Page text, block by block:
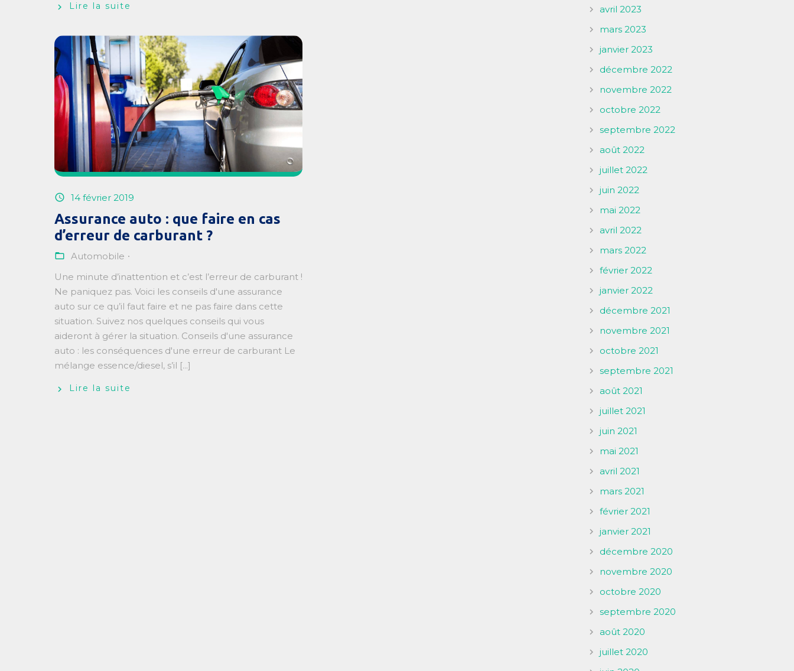
Lire la suite
14 février 2019
Assurance auto : que faire en cas
d’erreur de carburant ?
Automobile
Une minute d’inattention et c’est l’erreur de carburant !
Ne paniquez pas. Voici les conseils d'une assurance
auto sur ce qu’il faut faire et ne pas faire dans cette
situation. Suivez nos quelques conseils qui vous
aideront à gérer la situation. Conseils d'une assurance
auto : les conséquences d'une erreur de carburant Le
mélange essence/diesel, s’il [...]
Lire la suite
avril 2023
mars 2023
janvier 2023
décembre 2022
novembre 2022
octobre 2022
septembre 2022
août 2022
juillet 2022
juin 2022
mai 2022
avril 2022
mars 2022
février 2022
janvier 2022
décembre 2021
novembre 2021
octobre 2021
septembre 2021
août 2021
juillet 2021
juin 2021
mai 2021
avril 2021
mars 2021
février 2021
janvier 2021
décembre 2020
novembre 2020
octobre 2020
septembre 2020
août 2020
juillet 2020